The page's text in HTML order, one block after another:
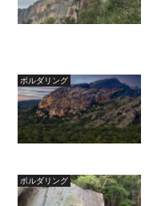
ボルダリング
ボルダリング